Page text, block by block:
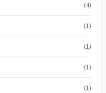
(4)
(1)
(1)
(1)
(1)